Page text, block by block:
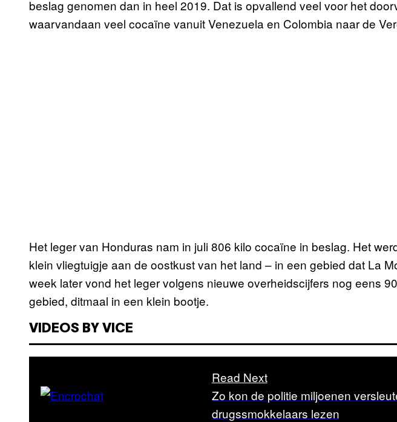
beslag genomen dan in heel 2019. Dat is opvallend veel voor het
waarvandaan veel cocaïne vanuit Venezuela en Colombia naar de
Het leger van Honduras nam in juli 806 kilo cocaïne in beslag. Het
klein vliegtuigje aan de oostkust van het land – in een gebied dat La
week later vond het leger volgens nieuwe overheidscijfers nog eens
gebied, ditmaal in een klein bootje.
VIDEOS BY VICE
Read Next
Zo kon de politie miljoenen
drugssmokkelaars lezen